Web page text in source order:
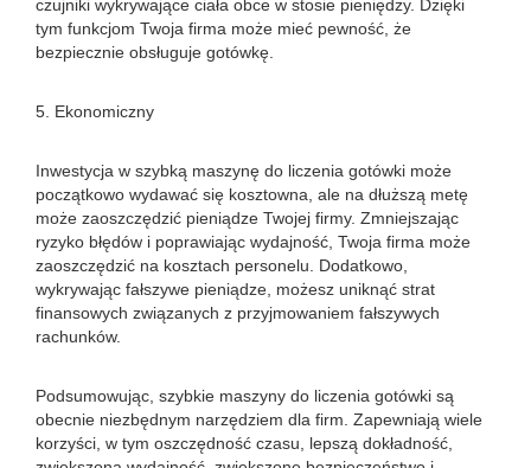
czujniki wykrywające ciała obce w stosie pieniędzy. Dzięki
tym funkcjom Twoja firma może mieć pewność, że
bezpiecznie obsługuje gotówkę.
5. Ekonomiczny
Inwestycja w szybką maszynę do liczenia gotówki może
początkowo wydawać się kosztowna, ale na dłuższą metę
może zaoszczędzić pieniądze Twojej firmy. Zmniejszając
ryzyko błędów i poprawiając wydajność, Twoja firma może
zaoszczędzić na kosztach personelu. Dodatkowo,
wykrywając fałszywe pieniądze, możesz uniknąć strat
finansowych związanych z przyjmowaniem fałszywych
rachunków.
Podsumowując, szybkie maszyny do liczenia gotówki są
obecnie niezbędnym narzędziem dla firm. Zapewniają wiele
korzyści, w tym oszczędność czasu, lepszą dokładność,